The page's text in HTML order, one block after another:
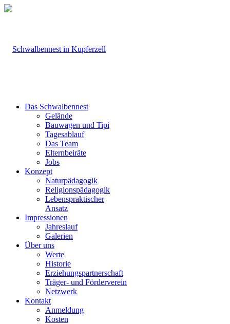
Das Schwalbennest
Gelände
Bauwagen und Tipi
Tagesablauf
Das Team
Elternbeiräte
Jobs
Konzept
Naturpädagogik
Religionspädagogik
Lebenspraktischer
Ansatz
Impressionen
Jahreslauf
Galerien
Über uns
Werte
Historie
Erziehungspartnerschaft
Träger- und Förderverein
Netzwerk
Kontakt
Anmeldung
Kosten